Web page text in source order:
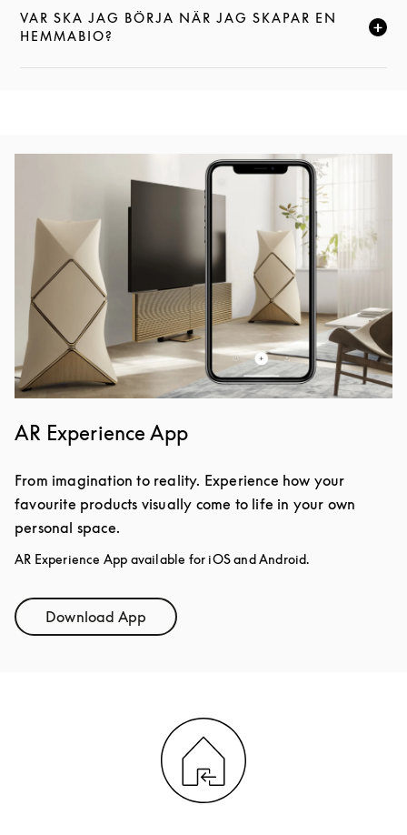
VAR SKA JAG BÖRJA NÄR JAG SKAPAR EN
HEMMABIO?
KLICKA FÖR ATT EXPANDERA DEN HÄR
AR Experience App
From imagination to reality. Experience how your
favourite products visually come to life in your own
personal space.
AR Experience App available for iOS and Android.
Download AppLink Opens in New Tab